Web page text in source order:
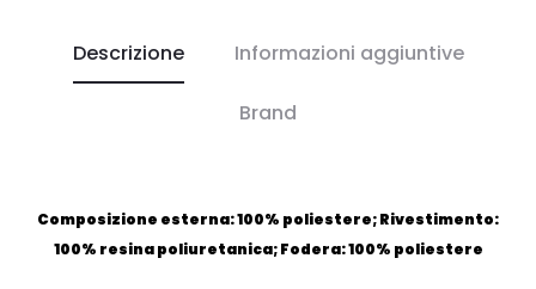
Descrizione Informazioni aggiuntive
Brand
Composizione esterna: 100% poliestere; Rivestimento:
100% resina poliuretanica; Fodera: 100% poliestere